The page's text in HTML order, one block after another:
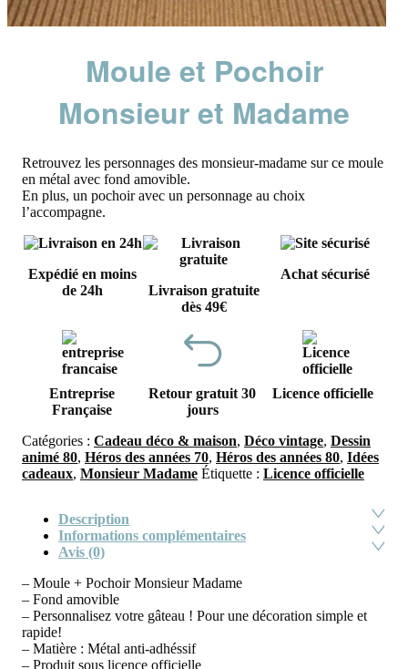
Moule et Pochoir
Monsieur et Madame
Retrouvez les personnages des monsieur-madame sur ce moule
en métal avec fond amovible.
En plus, un pochoir avec un personnage au choix
l’accompagne.
Expédié en moins
de 24h
Livraison gratuite
dès 49€
Achat sécurisé
Entreprise
Française
Retour gratuit 30
jours
Licence officielle
Catégories : Cadeau déco & maison, Déco vintage, Dessin
animé 80, Héros des années 70, Héros des années 80, Idées
cadeaux, Monsieur Madame Étiquette : Licence officielle
Description
Informations complémentaires
Avis (0)
– Moule + Pochoir Monsieur Madame
– Fond amovible
– Personnalisez votre gâteau ! Pour une décoration simple et
rapide!
– Matière : Métal anti-adhéssif
– Produit sous licence officielle